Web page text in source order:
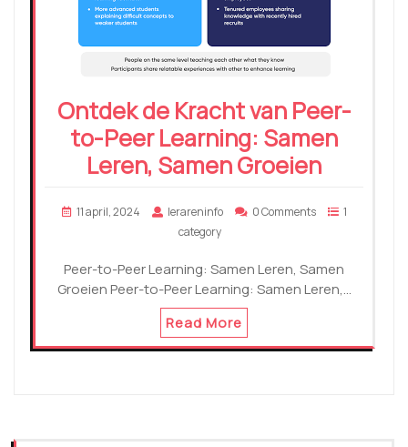
Ontdek de Kracht van Peer-
to-Peer Learning: Samen
Leren, Samen Groeien
11 april, 2024 lerareninfo 0 Comments
1
category
Peer-to-Peer Learning: Samen Leren, Samen
Groeien Peer-to-Peer Learning: Samen Leren,…
Read More